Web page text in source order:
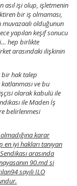
asıl işi olup, işletmenin
bir iş olmaması,
muvazaalı olduğunun
yapılan keşif sonucu
hep birlikte
arasındaki ilişkinin
bir hak talep
ve bu
olarak kabulü ile
ile Maden İş
belirlenmesi
karar
iyi hakları tanıyan
arasında
90.md si
sayılı ILO